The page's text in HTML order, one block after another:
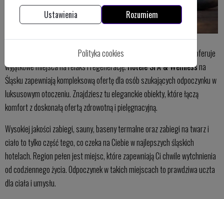
Śląsk to nie tylko przemysłowe serce Polski, ale także region, który oferuje
wyjątkowe miejsca na relaks i regenerację.Hotele SPA & Wellnessna
Śląsku zapewniają kompleksową ofertę dla osób szukających odpoczynku w
luksusowym otoczeniu. Znajdziesz tu eleganckie obiekty, które łączą
komfort z doskonałą ofertą zdrowotną i pielęgnacyjną.
Wysokiej jakości zabiegi, sauny, baseny termalne oraz zabiegi na twarz i
ciało to tylko część tego, co czeka na Ciebie w najlepszych śląskich
hotelach. Region pełen jest miejsc, które zapewniają Ci chwile wytchnienia
od codziennego życia. Odpoczynek w takich miejscach to prawdziwa uczta
dla ciała i umysłu.
Ustawienia Rozumiem
Polityka cookies